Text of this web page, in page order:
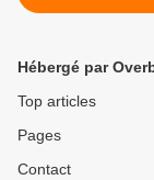
menaces
Hébergé par
Top articles
Pages
Contact